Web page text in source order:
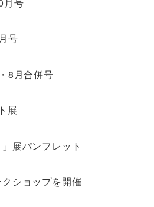
号
8月合併号
展
展パンフレット
ショップを開催